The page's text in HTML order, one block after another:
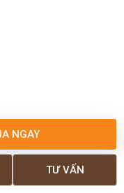
NGAY
TƯ VẤN